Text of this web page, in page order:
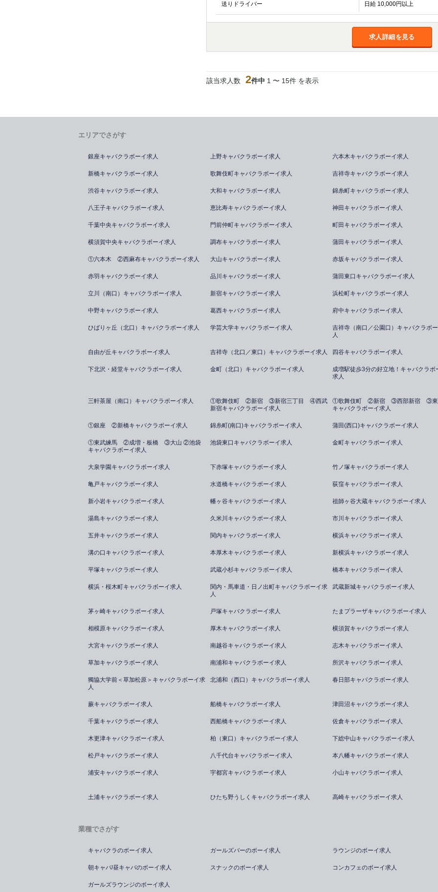
送りドライバー 日給 10,000円以上
求人詳細を見る
該当求人数 2件中 1 〜 15件 を表示
エリアでさがす
銀座キャバクラボーイ求人 上野キャバクラボーイ求人 六本木キャバクラボーイ求人
新橋キャバクラボーイ求人 歌舞伎町キャバクラボーイ求人 吉祥寺キャバクラボーイ求人
渋谷キャバクラボーイ求人 大和キャバクラボーイ求人 錦糸町キャバクラボーイ求人
八王子キャバクラボーイ求人 恵比寿キャバクラボーイ求人 神田キャバクラボーイ求人
千葉中央キャバクラボーイ求人 門前仲町キャバクラボーイ求人 町田キャバクラボーイ求人
横須賀中央キャバクラボーイ求人 調布キャバクラボーイ求人 蒲田キャバクラボーイ求人
①六本木 ②西麻布キャバクラボーイ求人 大山キャバクラボーイ求人 赤坂キャバクラボーイ求人
赤羽キャバクラボーイ求人 品川キャバクラボーイ求人 蒲田東口キャバクラボーイ求人
立川（南口）キャバクラボーイ求人 新宿キャバクラボーイ求人 浜松町キャバクラボーイ求人
中野キャバクラボーイ求人 葛西キャバクラボーイ求人 府中キャバクラボーイ求人
ひばりヶ丘（北口）キャバクラボーイ求人 学芸大学キャバクラボーイ求人
吉祥寺（南口／公園口）キャバクラボ
人
自由が丘キャバクラボーイ求人 吉祥寺（北口／東口）キャバクラボーイ求人 四谷キャバクラボーイ求人
下北沢・経堂キャバクラボーイ求人 金町（北口）キャバクラボーイ求人
成増駅徒歩3分の好立地！キャバクラボ
求人
三軒茶屋（南口）キャバクラボーイ求人
①歌舞伎町 ②新宿 ③新宿三丁目 ④西武
新宿キャバクラボーイ求人
①歌舞伎町 ②新宿 ③西部新宿 ③東
キャバクラボーイ求人
①銀座 ②新橋キャバクラボーイ求人 錦糸町(南口)キャバクラボーイ求人 蒲田(西口)キャバクラボーイ求人
①東武練馬 ②成増・板橋 ③大山 ②池袋
キャバクラボーイ求人
池袋東口キャバクラボーイ求人 金町キャバクラボーイ求人
大泉学園キャバクラボーイ求人 下赤塚キャバクラボーイ求人 竹ノ塚キャバクラボーイ求人
亀戸キャバクラボーイ求人 水道橋キャバクラボーイ求人 荻窪キャバクラボーイ求人
新小岩キャバクラボーイ求人 幡ヶ谷キャバクラボーイ求人 祖師ヶ谷大蔵キャバクラボーイ求人
湯島キャバクラボーイ求人 久米川キャバクラボーイ求人 市川キャバクラボーイ求人
五井キャバクラボーイ求人 関内キャバクラボーイ求人 横浜キャバクラボーイ求人
溝の口キャバクラボーイ求人 本厚木キャバクラボーイ求人 新横浜キャバクラボーイ求人
平塚キャバクラボーイ求人 武蔵小杉キャバクラボーイ求人 橋本キャバクラボーイ求人
横浜・桜木町キャバクラボーイ求人
関内・馬車道・日ノ出町キャバクラボーイ求
人
武蔵新城キャバクラボーイ求人
茅ヶ崎キャバクラボーイ求人 戸塚キャバクラボーイ求人 たまプラーザキャバクラボーイ求人
相模原キャバクラボーイ求人 厚木キャバクラボーイ求人 横須賀キャバクラボーイ求人
大宮キャバクラボーイ求人 南越谷キャバクラボーイ求人 志木キャバクラボーイ求人
草加キャバクラボーイ求人 南浦和キャバクラボーイ求人 所沢キャバクラボーイ求人
獨協大学前＜草加松原＞キャバクラボーイ求
人
北浦和（西口）キャバクラボーイ求人 春日部キャバクラボーイ求人
蕨キャバクラボーイ求人 船橋キャバクラボーイ求人 津田沼キャバクラボーイ求人
千葉キャバクラボーイ求人 西船橋キャバクラボーイ求人 佐倉キャバクラボーイ求人
木更津キャバクラボーイ求人 柏（東口）キャバクラボーイ求人 下総中山キャバクラボーイ求人
松戸キャバクラボーイ求人 八千代台キャバクラボーイ求人 本八幡キャバクラボーイ求人
浦安キャバクラボーイ求人 宇都宮キャバクラボーイ求人 小山キャバクラボーイ求人
土浦キャバクラボーイ求人 ひたち野うしくキャバクラボーイ求人 高崎キャバクラボーイ求人
業種でさがす
キャバクラのボーイ求人 ガールズバーのボーイ求人 ラウンジのボーイ求人
朝キャバ/昼キャバのボーイ求人 スナックのボーイ求人 コンカフェのボーイ求人
ガールズラウンジのボーイ求人